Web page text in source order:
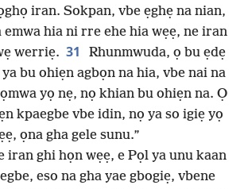
iran. Sokpan, vbe ẹghẹ na nian,
hia ni rre ehe hia wẹẹ, ne iran
werriẹ. 31
Rhunmwuda, ọ bu ẹdẹ
bu ohiẹn agbọn na hia, vbe nai na
yọ nẹ, nọ khian bu ohiẹn na. Ọ
kpaegbe vbe idin, nọ ya so igiẹ yọ
ọna gha gele sunu.”
iran ghi họn wẹẹ, e Pọl ya unu kaan
eso na gha yae gbogiẹ, vbene